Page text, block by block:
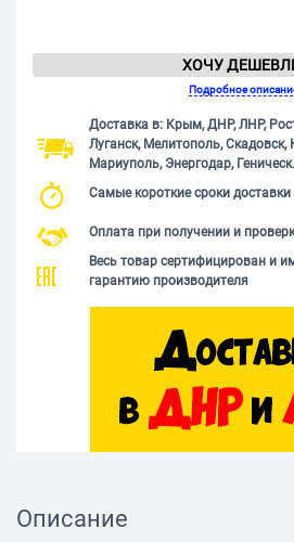
ХОЧУ
Подробное
Доставка в: Крым, ДНР, ЛНР,
Луганск, Мелитополь, Скадовск,
Мариуполь, Энергодар, Геническ.
Самые короткие сроки доставки
Оплата при получении и
Весь товар сертифицирован и
гарантию производителя
Описание